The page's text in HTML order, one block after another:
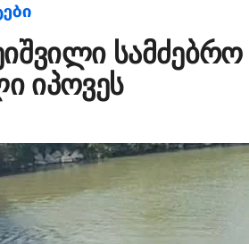
სამძებრო
იპოვეს